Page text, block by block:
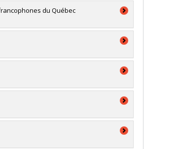
du Québec